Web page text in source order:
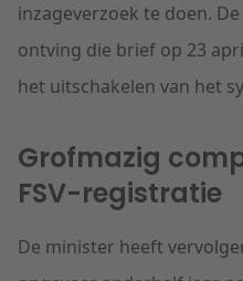
inzageverzoek te doen.
ontving die brief op 23
het uitschakelen van het
Grofmazig
FSV-registratie
De minister heeft